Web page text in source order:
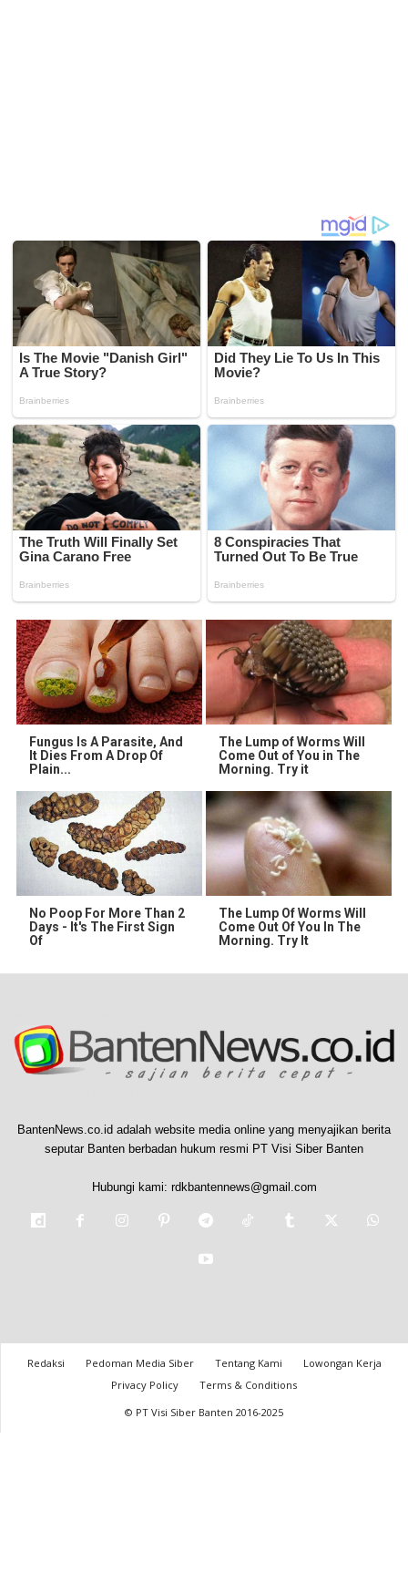
Fungus Is A Parasite, And
It Dies From A Drop Of
Plain...
The Lump of Worms Will
Come Out of You in The
Morning. Try it
No Poop For More Than 2
Days - It's The First Sign
Of
The Lump Of Worms Will
Come Out Of You In The
Morning. Try It
BantenNews.co.id adalah website media online yang menyajikan berita
seputar Banten berbadan hukum resmi PT Visi Siber Banten
Hubungi kami: rdkbantennews@gmail.com
Redaksi Pedoman Media Siber Tentang Kami
Lowongan Kerja
Privacy Policy
Terms & Conditions
© PT Visi Siber Banten 2016-2025